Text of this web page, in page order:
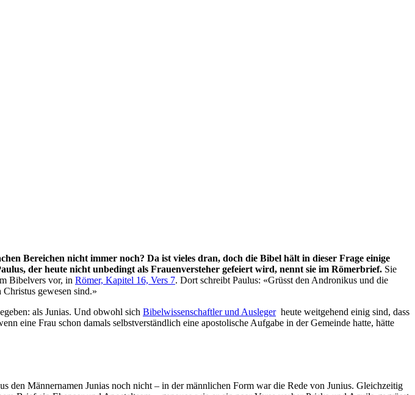
Bereichen nicht immer noch? Da ist vieles dran, doch die Bibel hält in dieser Frage einige
der heute nicht unbedingt als Frauenversteher gefeiert wird, nennt sie im Römerbrief. Sie
Bibelvers vor, in Römer, Kapitel 16, Vers 7. Dort schreibt Paulus: «Grüsst den Andronikus und die
gewesen sind.»
als Junias. Und obwohl sich Bibelwissenschaftler und Auslegerheute weitgehend einig sind, dass
eine Frau schon damals selbstverständlich eine apostolische Aufgabe in der Gemeinde hatte, hätte
den Männernamen Junias noch nicht – in der männlichen Form war die Rede von Junius. Gleichzeitig